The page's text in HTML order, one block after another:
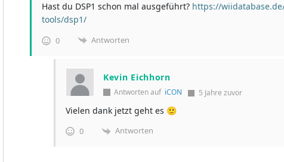
Hast du DSP1 schon mal ausgeführt? https://
tools/dsp1/
0 Antworten
Kevin Eichhorn
Antworten auf iCON 5 Jahre zuvor
Vielen dank jetzt geht es 🙂
0 Antworten